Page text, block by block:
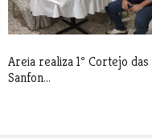
Areia realiza 1º Cortejo das
Sanfon...